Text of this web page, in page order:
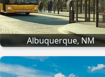
Albuquerque, NM